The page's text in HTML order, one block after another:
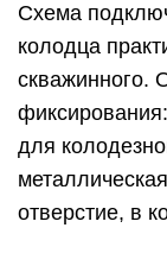
Схема
колодца
скважинного.
для
отверстие, в